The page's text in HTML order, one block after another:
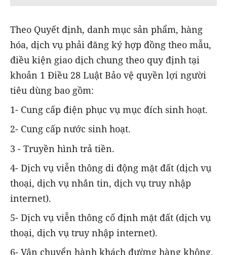
Theo Quyết định, danh mục sản phẩm, hàng
hóa, dịch vụ phải đăng ký hợp đồng theo mẫu,
điều kiện giao dịch chung theo quy định tại
khoản 1 Điều 28 Luật Bảo vệ quyền lợi người
tiêu dùng bao gồm:
1- Cung cấp điện phục vụ mục đích sinh hoạt.
2- Cung cấp nước sinh hoạt.
3 - Truyền hình trả tiền.
4- Dịch vụ viễn thông di động mặt đất (dịch vụ
thoại, dịch vụ nhắn tin, dịch vụ truy nhập
internet).
5- Dịch vụ viễn thông cố định mặt đất (dịch vụ
thoại, dịch vụ truy nhập internet).
6- Vận chuyển hành khách đường hàng không.